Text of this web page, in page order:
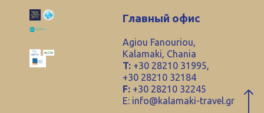
Главный офис
Agiou Fanouriou,
Kalamaki, Chania
T: +30 28210 31995,
+30 28210 32184
F: +30 28210 32245
E: info@kalamaki-travel.gr